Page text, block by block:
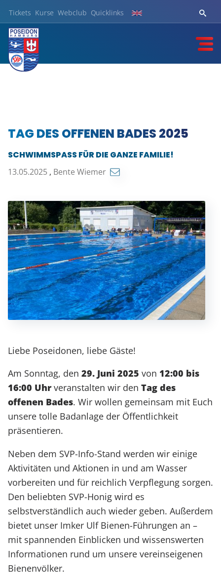
Tickets Kurse Webclub Quicklinks
TAG DES OFFENEN BADES 2025
SCHWIMMSPASS FÜR DIE GANZE FAMILIE!
13.05.2025 , Bente Wiemer
Liebe Poseidonen, liebe Gäste!
Am Sonntag, den 29. Juni 2025 von 12:00 bis
16:00 Uhrveranstalten wir den Tag des
offenen Bades. Wir wollen gemeinsam mit Euch
unsere tolle Badanlage der Öffentlichkeit
präsentieren.
Neben dem SVP-Info-Stand werden wir einige
Aktivitäten und Aktionen in und am Wasser
vorbereiten und für reichlich Verpflegung sorgen.
Den beliebten SVP-Honig wird es
selbstverständlich auch wieder geben. Außerdem
bietet unser Imker Ulf Bienen-Führungen an –
mit spannenden Einblicken und wissenswerten
Informationen rund um unsere vereinseigenen
Bienenvölker.